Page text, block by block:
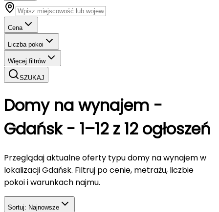
Cena
Liczba pokoi
Więcej filtrów
SZUKAJ
Domyna wynajem -
Gdańsk- 1–12 z 12 ogłoszeń
Przeglądaj aktualne oferty typudomy na wynajemw
lokalizacji Gdańsk. Filtruj po cenie, metrażu, liczbie
pokoi i warunkach najmu.
Sortuj: Najnowsze